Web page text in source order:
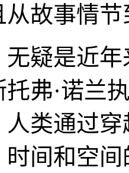
从故事情
无疑是近
弗·诺兰
人类通过
时间和空